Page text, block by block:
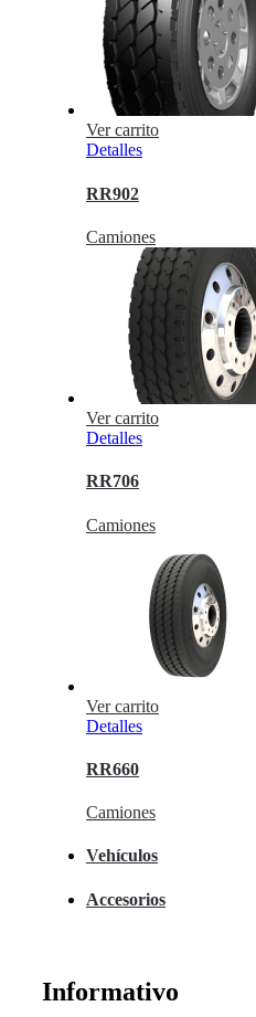
Ver carrito
Detalles
RR902
Camiones
Ver carrito
Detalles
RR706
Camiones
Ver carrito
Detalles
RR660
Camiones
Vehículos
Accesorios
Informativo